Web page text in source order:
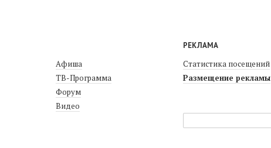
Афиша
ТВ-Программа
Форум
Видео
РЕКЛАМА
Статистика посещений
Размещение рекламы